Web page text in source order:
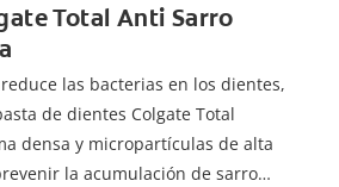
Total Anti Sarro
las bacterias en los dientes,
de dientes Colgate Total
densa y micropartículas de alta
la acumulación de sarro